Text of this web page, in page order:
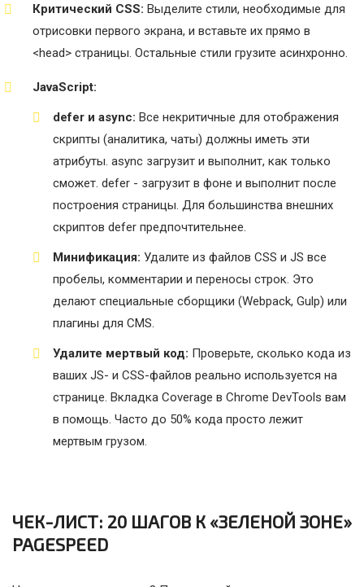
Критический CSS: Выделите стили, необходимые для
отрисовки первого экрана, и вставьте их прямо в
<head> страницы. Остальные стили грузите асинхронно.
JavaScript:
defer и async: Все некритичные для отображения
скрипты (аналитика, чаты) должны иметь эти
атрибуты. async загрузит и выполнит, как только
сможет. defer - загрузит в фоне и выполнит после
построения страницы. Для большинства внешних
скриптов defer предпочтительнее.
Минификация: Удалите из файлов CSS и JS все
пробелы, комментарии и переносы строк. Это
делают специальные сборщики (Webpack, Gulp) или
плагины для CMS.
Удалите мертвый код: Проверьте, сколько кода из
ваших JS- и CSS-файлов реально используется на
странице. Вкладка Coverage в Chrome DevTools вам
в помощь. Часто до 50% кода просто лежит
мертвым грузом.
ЧЕК-ЛИСТ: 20 ШАГОВ К «ЗЕЛЕНОЙ ЗОНЕ»
PAGESPEED